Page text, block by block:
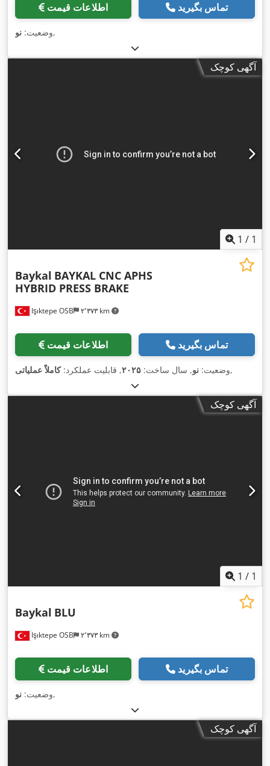
اطلاعات قیمت تماس بگیرید
وضعیت: نو ,
آگهی کوچک
1 / 1
Işıktepe OSB ۲٬۳۷۳ km
Baykal BAYKAL CNC APHS
HYBRID PRESS BRAKE
اطلاعات قیمت تماس بگیرید
وضعیت: نو, سال ساخت: ۲۰۲۵, قابلیت عملکرد:کاملاً عملیاتی ,
آگهی کوچک
1 / 1
Işıktepe OSB ۲٬۳۷۳ km
Baykal BLU
اطلاعات قیمت تماس بگیرید
وضعیت: نو ,
آگهی کوچک